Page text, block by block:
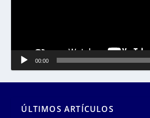
00:00
ÚLTIMOS ARTÍCULOS